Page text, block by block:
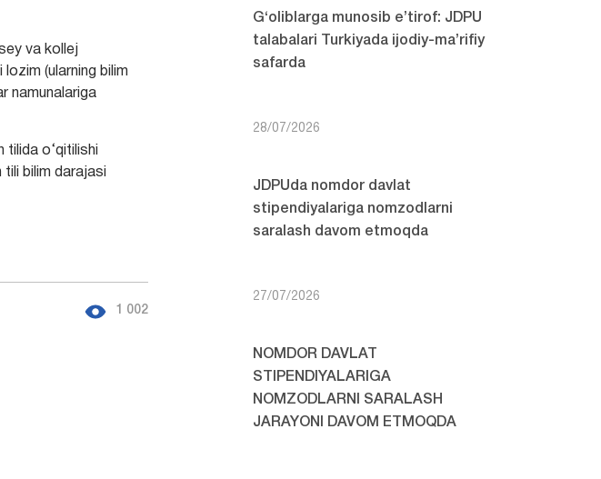
va kollej
(ularning bilim
namunalariga
o‘qitilishi
bilim darajasi
1 002
G‘oliblarga munosib e’tirof: JDPU
talabalari Turkiyada ijodiy-ma’rifiy
safarda
28/07/2026
JDPUda nomdor davlat
stipendiyalariga nomzodlarni
saralash davom etmoqda
27/07/2026
NOMDOR DAVLAT
STIPENDIYALARIGA
NOMZODLARNI SARALASH
JARAYONI DAVOM ETMOQDA